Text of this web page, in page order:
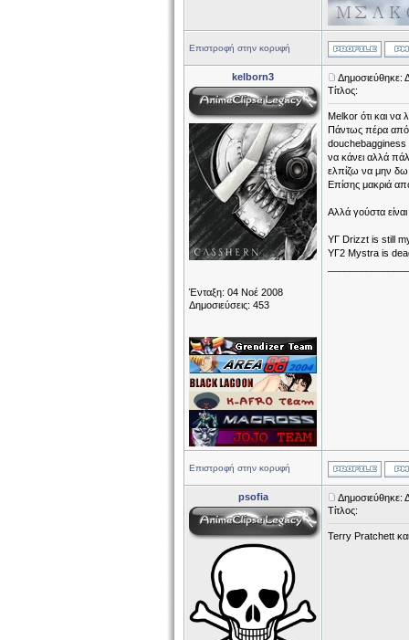
Επιστροφή στην κορυφή
kelborn3
Ένταξη: 04 Νοέ 2008
Δημοσιεύσεις: 453
Δημοσιεύθηκε:
Τίτλος:
Melkor ότι και να
Πάντως πέρα από
douchebagginess
να κάνει αλλά
ελπίζω να μην δω
Επίσης μακριά
Αλλά γούστα
ΥΓ Drizzt is still
YΓ2 Μystra is
Επιστροφή στην κορυφή
psofia
Δημοσιεύθηκε:
Τίτλος:
Terry Pratchett